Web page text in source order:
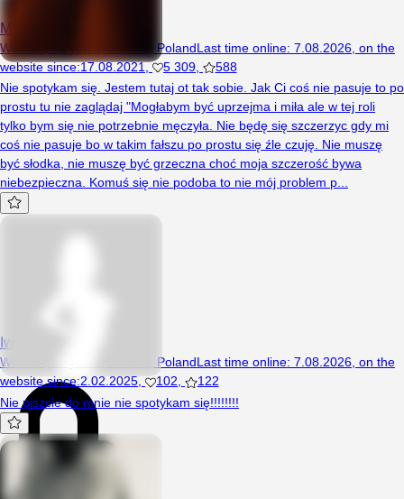
Magda1984
Woman, 42 years, Siedlce, PolandLast time online: 7.08.2026 on the
website since:17.08.2021, 5 309
588
Nie spotykam się. Jestem tutaj ot tak sobie. Jak Ci coś nie pasuje to po
prostu tu nie zaglądaj "Mogłabym być uprzejma i miła ale w tej roli
tylko bym się nie potrzebnie męczyła. Nie będę się szczerzyc gdy mi
coś nie pasuje bo w takim fałszu po prostu się źle czuję. Nie muszę
być słodka, nie muszę być grzeczna choć moja szczerość bywa
niebezpieczna. Komuś się nie podoba to nie mój problem p...
Iwonkasexi
Woman, 27 years, Siedlce, PolandLast time online: 7.08.2026 on the
website since:2.02.2025 102
122
Nie piszcie do mnie nie spotykam się!!!!!!!!